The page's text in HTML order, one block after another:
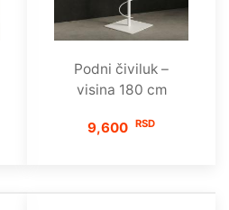
Podni čiviluk –
visina 180 cm
9,600 RSD